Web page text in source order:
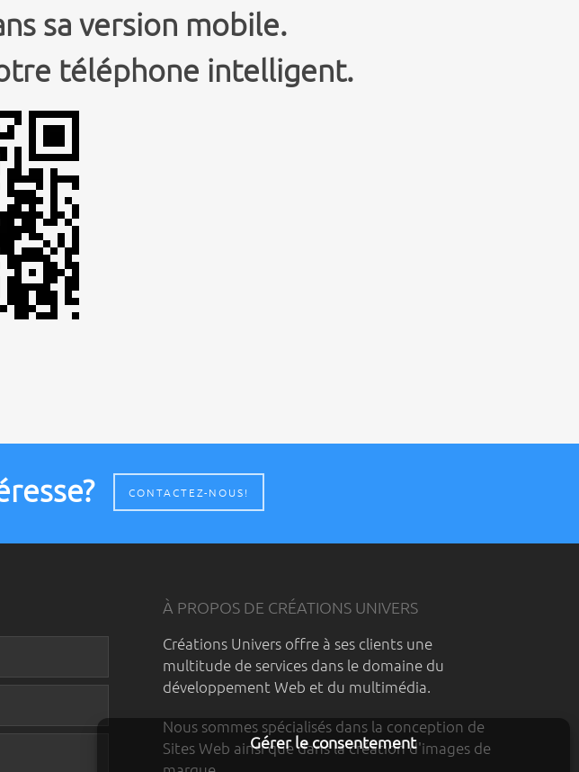
Gérer le consentement
sa version mobile.
téléphone intelligent.
CONTACTEZ-NOUS!
À PROPOS DE CRÉATIONS UNIVERS
Créations Univers offre à ses clients une
multitude de services dans le domaine du
développement Web et du multimédia.
Nous sommes spécialisés dans la conception de
Sites Web ainsi que dans la création d'images de